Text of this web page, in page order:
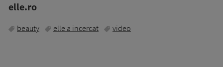
elle.ro
beauty elle a incercat video